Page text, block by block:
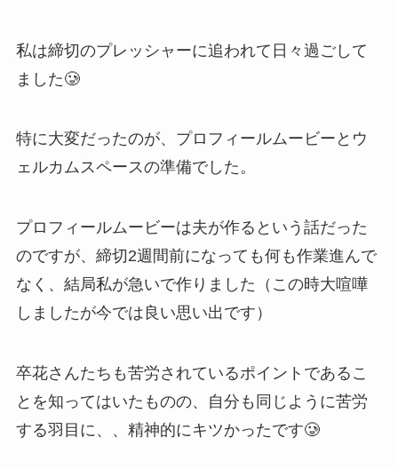
私は締切のプレッシャーに追われて日々過ごして
ました🥲
特に大変だったのが、プロフィールムービーとウ
ェルカムスペースの準備でした。
プロフィールムービーは夫が作るという話だった
のですが、締切2週間前になっても何も作業進んで
なく、結局私が急いで作りました（この時大喧嘩
しましたが今では良い思い出です）
卒花さんたちも苦労されているポイントであるこ
とを知ってはいたものの、自分も同じように苦労
する羽目に、、精神的にキツかったです🥲